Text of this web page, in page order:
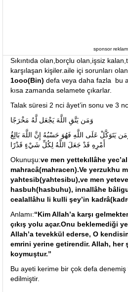
sponsor reklam
Sıkıntıda olan,borçlu olan,işsiz
karşılaşan kişiler.aile içi sorunları
1ooo(Bin) defa veya daha fazla bu
kısa zamanda selamete çıkarlar.
Talak süresi 2 nci âyet’in sonu ve 3
وَمَن يَتَّقِ اللَّهَ يَجْعَل لَّهُ مَخْرَجًا
يَتَوَكَّلْ عَلَى اللَّهِ فَهُوَ حَسْبُهُ إِنَّ اللَّهَ بَالِغُ
أَمْرِهِ قَدْ جَعَلَ اللَّهُ لِكُلِّ شَيْءٍ قَدْرًا
Okunuşu:ve men yettekıllâhe
mahracâ(mahracen).Ve yerzukhu
yahtesib(yahtesibu),ve men
hasbuh(hasbuhu), innallâhe
cealallâhu li kulli şey’in
Anlamı:“Kim Allah’a karşı
çıkış yolu açar.Onu beklemediği
Allah’a tevekkül ederse, O
emrini yerine getirendir. Allah, her
koymuştur.”
Bu ayeti kerime bir çok defa
edilmiştir.